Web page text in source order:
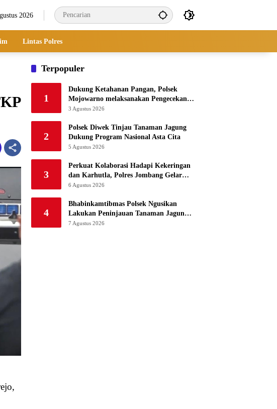
2026
Lintas Polres
Terpopuler
1
Dukung Ketahanan Pangan, Polsek
Mojowarno melaksanakan Pengecekan
Tanaman Jagung
3 Agustus 2026
2
Polsek Diwek Tinjau Tanaman Jagung
Dukung Program Nasional Asta Cita
5 Agustus 2026
3
Perkuat Kolaborasi Hadapi Kekeringan
dan Karhutla, Polres Jombang Gelar
Apel Siaga Bencana
6 Agustus 2026
4
Bhabinkamtibmas Polsek Ngusikan
Lakukan Peninjauan Tanaman Jagung
Dalam Rangka Mendukung Ketahanan
7 Agustus 2026